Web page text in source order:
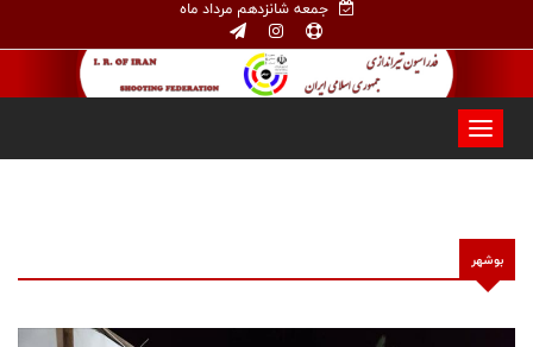
جمعه شانزدهم مرداد ماه
بوشهر